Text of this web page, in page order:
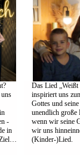
-
in
Ziel…
Das Lied
inspiriert uns
Gottes und
unendlich große
wenn wir seine
wir uns
(Kinder-)Lied.